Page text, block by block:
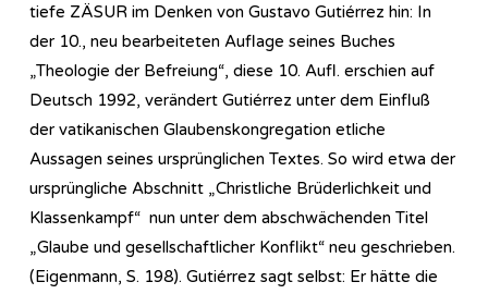
tiefe ZÄSUR im Denken von Gustavo Gutiérrez hin: In
der 10., neu bearbeiteten Auflage seines Buches
„Theologie der Befreiung“, diese 10. Aufl. erschien auf
Deutsch 1992, verändert Gutiérrez unter dem Einfluß
der vatikanischen Glaubenskongregation etliche
Aussagen seines ursprünglichen Textes. So wird etwa der
ursprüngliche Abschnitt „Christliche Brüderlichkeit und
Klassenkampf“ nun unter dem abschwächenden Titel
„Glaube und gesellschaftlicher Konflikt“ neu geschrieben.
(Eigenmann, S. 198). Gutiérrez sagt selbst: Er hätte die